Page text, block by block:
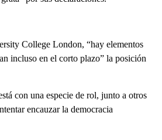
College London, “hay elementos
incluso en el corto plazo” la posición
con una especie de rol, junto a otros
encauzar la democracia